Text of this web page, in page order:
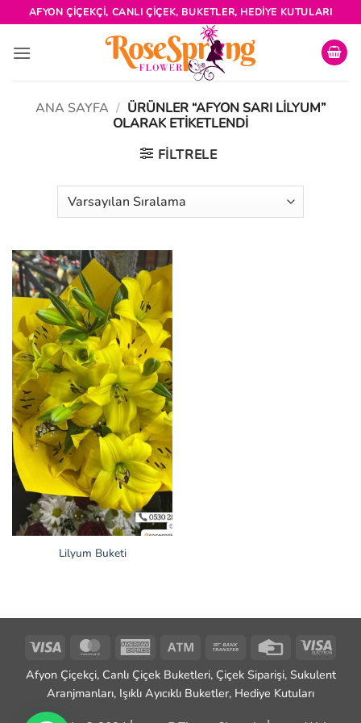
İçeriğe
atla
AFYON ÇIÇEKÇI, CANLI ÇIÇEK, BUKETLER, HEDIYE KUTULARI
ANA SAYFA / ÜRÜNLER “AFYON SARI LILYUM”
OLARAK ETIKETLENDI
FILTRELE
Lilyum Buketi
Visa MasterCardAmerican
Atm
Bank
Credit
Visa
Afyon Çiçekçi, Canlı Çiçek Buketleri, Çiçek Siparişi, Sukulent
Aranjmanları, Işıklı Ayıcıklı Buketler, Hediye Kutuları